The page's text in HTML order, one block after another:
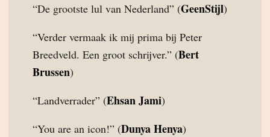
“De grootste lul van Nederland” (GeenStijl)
“Verder vermaak ik mij prima bij Peter
Breedveld. Een groot schrijver.” (Bert
Brussen)
“Landverrader” (Ehsan Jami)
“You are an icon!” (Dunya Henya)